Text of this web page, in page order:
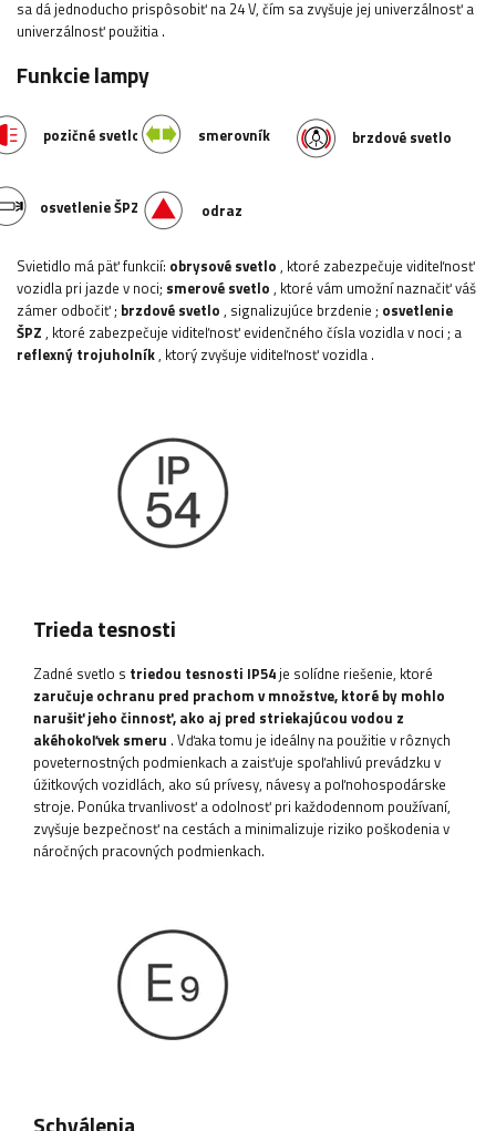
sa dá jednoducho prispôsobiť na 24 V, čím sa zvyšuje jej univerzálnosť a
univerzálnosť použitia .
Funkcie lampy
pozičné svetlo
osvetlenie ŠPZ
smerovník
odraz
brzdové svetlo
Svietidlo má päť funkcií: obrysové svetlo , ktoré zabezpečuje viditeľnosť
vozidla pri jazde v noci; smerové svetlo , ktoré vám umožní naznačiť váš
zámer odbočiť; brzdové svetlo , signalizujúce brzdenie ; osvetlenie
ŠPZ , ktoré zabezpečuje viditeľnosť evidenčného čísla vozidla v noci ; a
reflexný trojuholník, ktorý zvyšuje viditeľnosť vozidla .
Trieda tesnosti
Zadné svetlo s triedou tesnosti IP54je solídne riešenie, ktoré
zaručuje ochranu pred prachom v množstve, ktoré by mohlo
narušiť jeho činnosť, ako aj pred striekajúcou vodou z
akéhokoľvek smeru . Vďaka tomu je ideálny na použitie v rôznych
poveternostných podmienkach a zaisťuje spoľahlivú prevádzku v
úžitkových vozidlách, ako sú prívesy, návesy a poľnohospodárske
stroje. Ponúka trvanlivosť a odolnosť pri každodennom používaní,
zvyšuje bezpečnosť na cestách a minimalizuje riziko poškodenia v
náročných pracovných podmienkach.